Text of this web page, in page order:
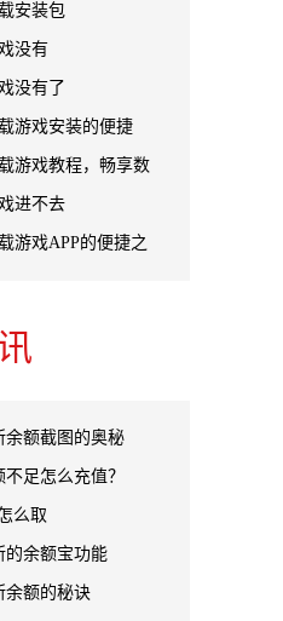
安装包
没有
没有了
游戏安装的便捷
游戏教程，畅享数
进不去
游戏APP的便捷之
余额截图的奥秘
足怎么充值？
么取
的余额宝功能
余额的秘诀